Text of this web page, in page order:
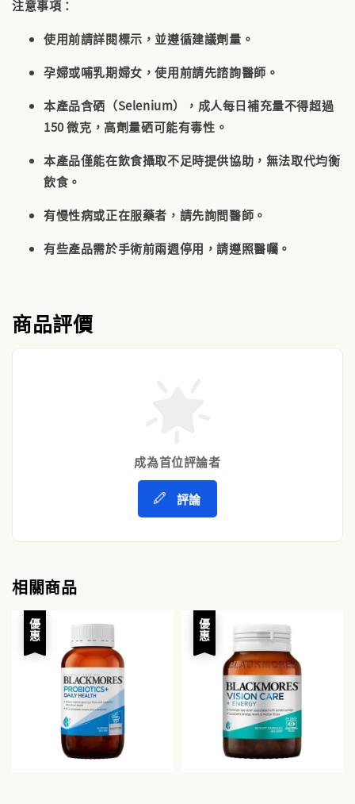
注意事項 ：
使用前請詳閱標示，並遵循建議劑量。
孕婦或哺乳期婦女，使用前請先諮詢醫師。
本產品含硒（Selenium），成人每日補充量不得超過
150 微克，高劑量硒可能有毒性。
本產品僅能在飲食攝取不足時提供協助，無法取代均衡
飲食。
有慢性病或正在服藥者，請先詢問醫師。
有些產品需於手術前兩週停用，請遵照醫囑。
商品評價
成為首位評論者
評論
相關商品
優惠 優惠